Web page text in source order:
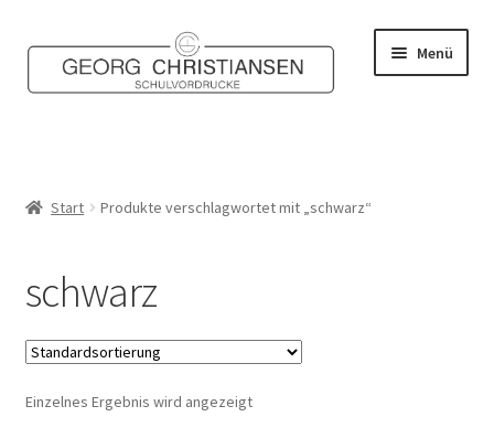
Zur
Navigation
springen
Zum
Inhalt
springen
Menü
Kontakt
Start Produkte verschlagwortet mit „schwarz“
schwarz
Einzelnes Ergebnis wird angezeigt